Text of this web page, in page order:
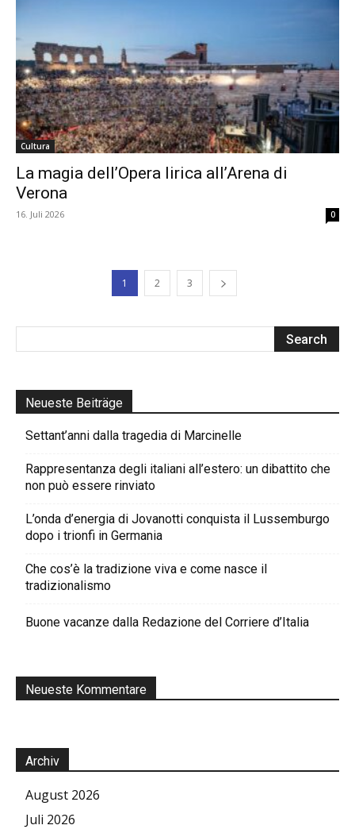
Cultura
La magia dell’Opera lirica all’Arena di
Verona
16. Juli 2026 0
1 2 3
Neueste Beiträge
Settant’anni dalla tragedia di Marcinelle
Rappresentanza degli italiani all’estero: un dibattito che
non può essere rinviato
L’onda d’energia di Jovanotti conquista il Lussemburgo
dopo i trionfi in Germania
Che cos’è la tradizione viva e come nasce il
tradizionalismo
Buone vacanze dalla Redazione del Corriere d’Italia
Neueste Kommentare
Archiv
August 2026
Juli 2026